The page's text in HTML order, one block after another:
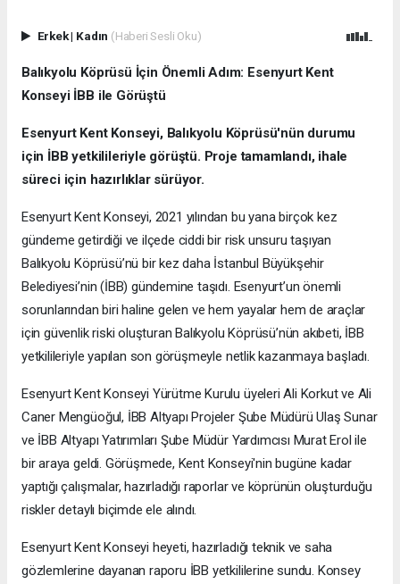
Erkek| Kadın (Haberi Sesli Oku)
Balıkyolu Köprüsü İçin Önemli Adım: Esenyurt Kent
Konseyi İBB ile Görüştü
Esenyurt Kent Konseyi, Balıkyolu Köprüsü'nün durumu
için İBB yetkilileriyle görüştü. Proje tamamlandı, ihale
süreci için hazırlıklar sürüyor.
Esenyurt Kent Konseyi, 2021 yılından bu yana birçok kez
gündeme getirdiği ve ilçede ciddi bir risk unsuru taşıyan
Balıkyolu Köprüsü’nü bir kez daha İstanbul Büyükşehir
Belediyesi’nin (İBB) gündemine taşıdı. Esenyurt’un önemli
sorunlarından biri haline gelen ve hem yayalar hem de araçlar
için güvenlik riski oluşturan Balıkyolu Köprüsü’nün akıbeti, İBB
yetkilileriyle yapılan son görüşmeyle netlik kazanmaya başladı.
Esenyurt Kent Konseyi Yürütme Kurulu üyeleri Ali Korkut ve Ali
Caner Mengüoğul, İBB Altyapı Projeler Şube Müdürü Ulaş Sunar
ve İBB Altyapı Yatırımları Şube Müdür Yardımcısı Murat Erol ile
bir araya geldi. Görüşmede, Kent Konseyi'nin bugüne kadar
yaptığı çalışmalar, hazırladığı raporlar ve köprünün oluşturduğu
riskler detaylı biçimde ele alındı.
Esenyurt Kent Konseyi heyeti, hazırladığı teknik ve saha
gözlemlerine dayanan raporu İBB yetkililerine sundu. Konsey